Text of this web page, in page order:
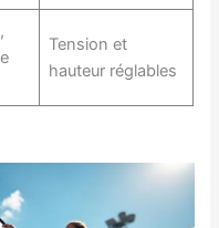
Tension et
hauteur réglables